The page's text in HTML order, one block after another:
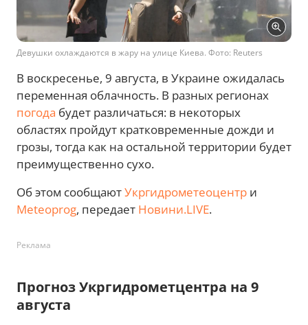
Девушки охлаждаются в жару на улице Киева. Фото: Reuters
В воскресенье, 9 августа, в Украине ожидалась
переменная облачность. В разных регионах
погода будет различаться: в некоторых
областях пройдут кратковременные дожди и
грозы, тогда как на остальной территории будет
преимущественно сухо.
Об этом сообщаютУкргидрометеоцентр и
Meteoprog, передает Новини.LIVE.
Реклама
Прогноз Укргидрометцентра на 9
августа